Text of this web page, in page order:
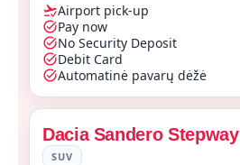
Airport pick-up
Pay now
No Security Deposit
Debit Card
Automatinė pavarų dėžė
Dacia Sandero Stepway
SUV